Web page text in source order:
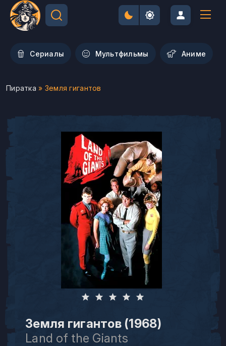
Сериалы Мультфильмы Aниме
Пиратка » Земля гигантов
Земля гигантов (1968)
Land of the Giants